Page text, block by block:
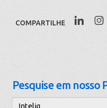
COMPARTILHE
Pesquise em nosso
Pesquisar